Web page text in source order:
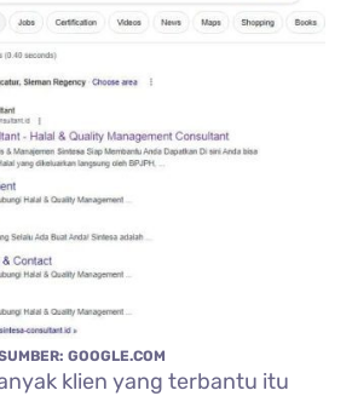
GOOGLE.COM
klien yang terbantu itu